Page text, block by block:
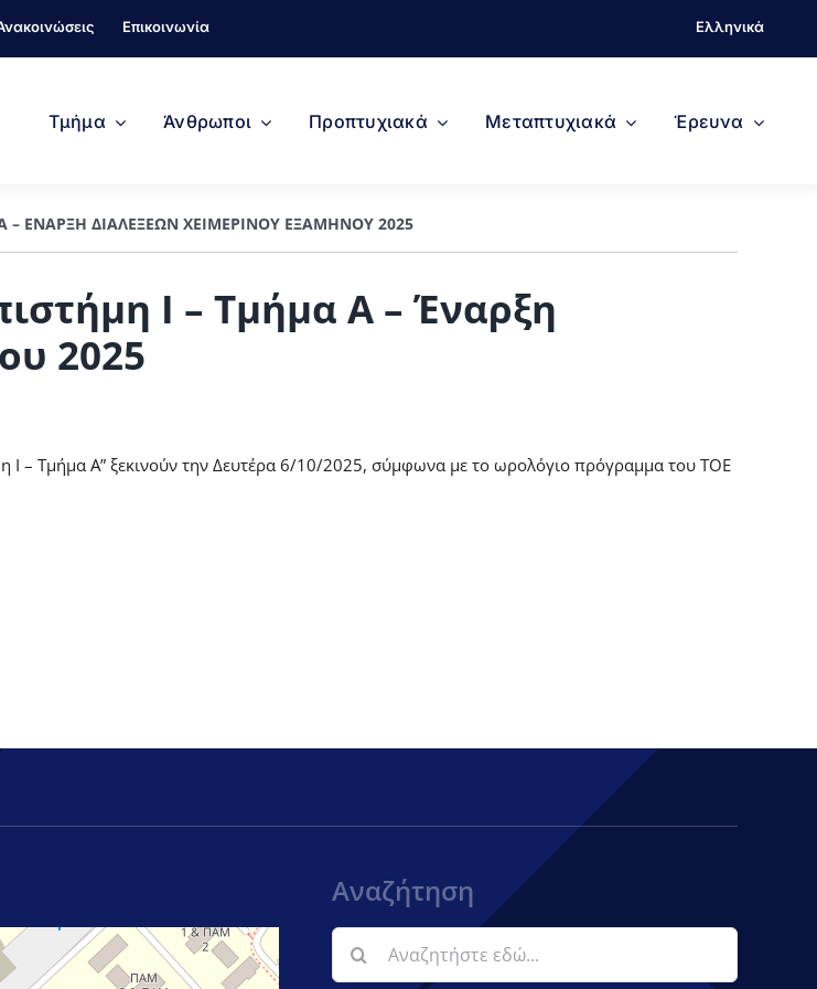
Επικοινωνία Ελληνικά
Τμήμα Άνθρωποι Προπτυχιακά Μεταπτυχιακά Έρευνα
ΈΝΑΡΞΗ ΔΙΑΛΈΞΕΩΝ ΧΕΙΜΕΡΙΝΟΎ ΕΞΑΜΉΝΟΥ 2025
Ι – Τμήμα Α – Έναρξη
2025
Ι – Τμήμα Α” ξεκινούν την Δευτέρα 6/10/2025, σύμφωνα με το ωρολόγιο πρόγραμμα του ΤΟΕ
Αναζήτηση
Αναζήτηση
για: